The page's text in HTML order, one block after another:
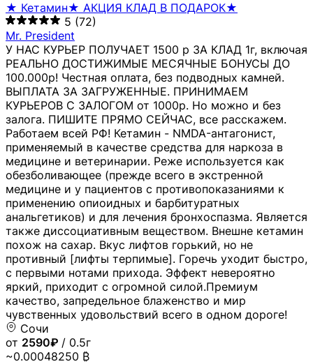
★ Кетамин★ АКЦИЯ КЛАД В ПОДАРОК★
5 (72)
Mr. President
У НАС КУРЬЕР ПОЛУЧАЕТ 1500 р ЗА КЛАД 1г, включая
РЕАЛЬНО ДОСТИЖИМЫЕ МЕСЯЧНЫЕ БОНУСЫ ДО
100.000р! Честная оплата, без подводных камней.
ВЫПЛАТА ЗА ЗАГРУЖЕННЫЕ. ПРИНИМАЕМ
КУРЬЕРОВ С ЗАЛОГОМ от 1000р. Но можно и без
залога. ПИШИТЕ ПРЯМО СЕЙЧАС, все расскажем.
Работаем всей РФ! Кетамин - NMDA-антагонист,
применяемый в качестве средства для наркоза в
медицине и ветеринарии. Реже используется как
обезболивающее (прежде всего в экстренной
медицине и у пациентов с противопоказаниями к
применению опиоидных и барбитуратных
анальгетиков) и для лечения бронхоспазма. Является
также диссоциативным веществом. Внешне кетамин
похож на сахар. Вкус лифтов горький, но не
противный [лифты терпимые]. Горечь уходит быстро,
с первыми нотами прихода. Эффект невероятно
яркий, приходит с огромной силой.Премиум
качество, запредельное блаженство и мир
чувственных удовольствий всего в одном дороге!
Сочи
от 2590₽ / 0.5г
~0.00048250 ₿